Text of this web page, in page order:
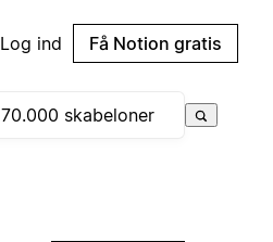
Log ind Få Notion gratis